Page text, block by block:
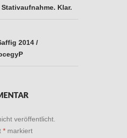
Klar.
2014 /
veröffentlicht.
* markiert